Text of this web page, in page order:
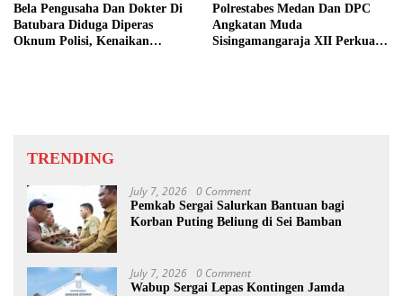
Bela Pengusaha Dan Dokter Di
Batubara Diduga Diperas
Oknum Polisi, Kenaikan
Polrestabes Medan Dan DPC
Angkatan Muda
Sisingamangaraja XII Perkuat
TRENDING
July 7, 2026 0 Comment
Pemkab Sergai Salurkan Bantuan bagi
Korban Puting Beliung di Sei Bamban
July 7, 2026 0 Comment
Wabup Sergai Lepas Kontingen Jamda